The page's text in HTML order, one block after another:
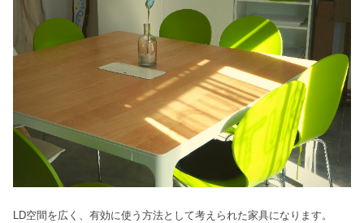
LD空間を広く、有効に使う方法として考えられた家具になります。